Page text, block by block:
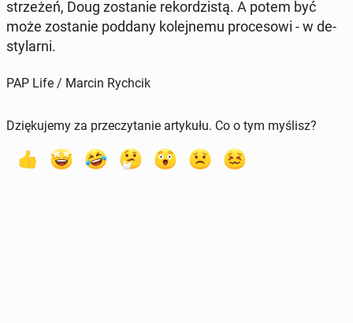
strze­żeń, Doug zo­sta­nie re­kor­dzi­stą. A potem być
może zo­sta­nie poddany ko­lej­ne­mu pro­ce­so­wi - w de­
sty­lar­ni.
PAP Life / Marcin Rychcik
Dziękujemy za przeczytanie artykułu. Co o tym myślisz?